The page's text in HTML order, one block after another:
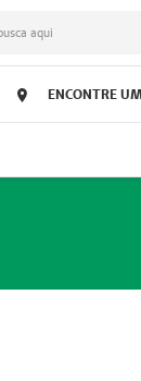
aqui
ENCONTRE